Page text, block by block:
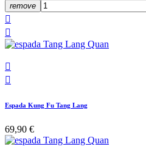
remove




Espada Kung Fu Tang Lang
69,90 €